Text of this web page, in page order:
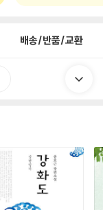
배송/반품/교환